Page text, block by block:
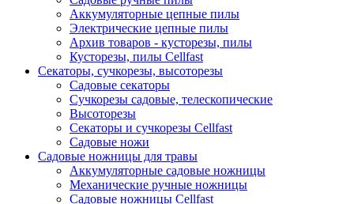
Аккумуляторные цепные пилы
Электрические цепные пилы
Архив товаров - кусторезы, пилы
Кусторезы, пилы Cellfast
Секаторы, сучкорезы, высоторезы
Садовые секаторы
Сучкорезы садовые, телескопические
Высоторезы
Секаторы и сучкорезы Cellfast
Садовые ножи
Садовые ножницы для травы
Аккумуляторные садовые ножницы
Механические ручные ножницы
Садовые ножницы Cellfast